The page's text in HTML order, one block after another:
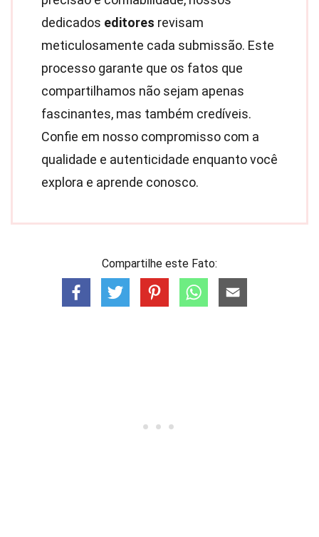
dedicados editores revisam
meticulosamente cada submissão. Este
processo garante que os fatos que
compartilhamos não sejam apenas
fascinantes, mas também credíveis.
Confie em nosso compromisso com a
qualidade e autenticidade enquanto você
explora e aprende conosco.
Compartilhe este Fato: